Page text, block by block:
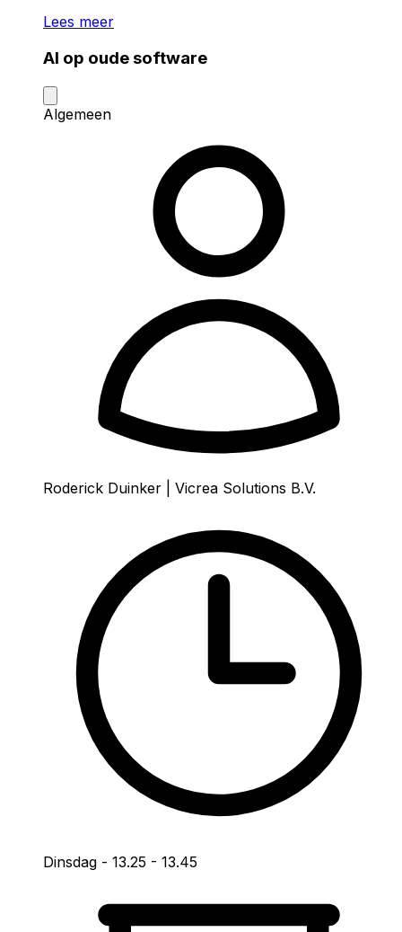
Lees meer
AI op oude software
Algemeen
Roderick Duinker | Vicrea Solutions B.V.
Dinsdag - 13.25 - 13.45